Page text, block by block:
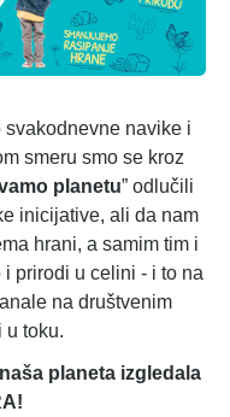
navike i
smeru smo se kroz
planetu” odlučili
inicijative, ali da nam
hrani, a samim tim i
prirodi u celini - i to na
na društvenim
u toku.
planeta izgledala